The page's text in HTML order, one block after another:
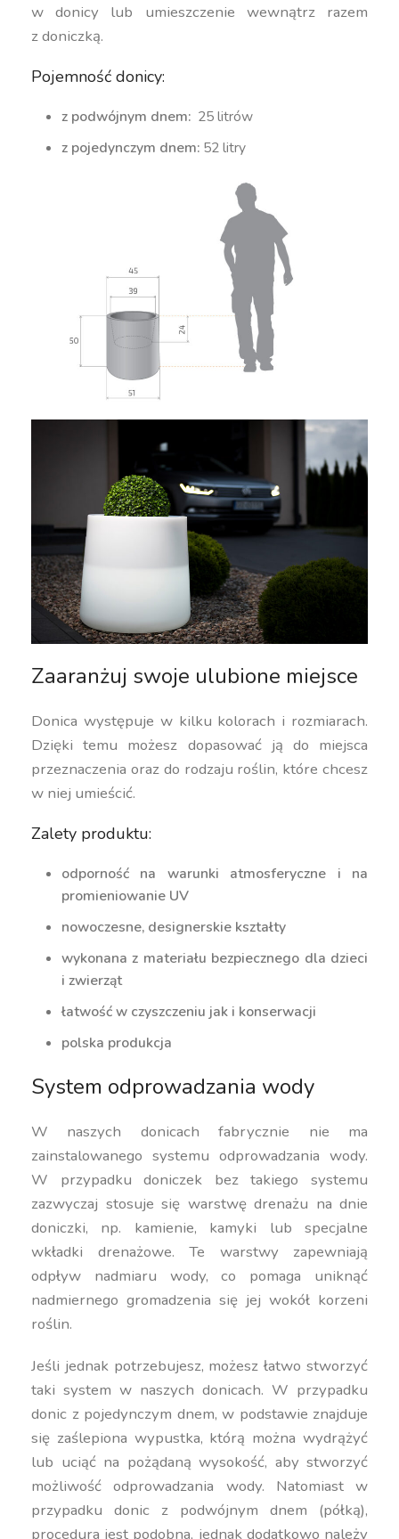
w donicy lub umieszczenie wewnątrz razem
z doniczką.
Pojemność donicy:
z podwójnym dnem: 25 litrów
z pojedynczym dnem: 52 litry
Zaaranżuj swoje ulubione miejsce
Donica występuje w kilku kolorach i rozmiarach.
Dzięki temu możesz dopasować ją do miejsca
przeznaczenia oraz do rodzaju roślin, które chcesz
w niej umieścić.
Zalety produktu:
odporność na warunki atmosferyczne i na
promieniowanie UV
nowoczesne, designerskie kształty
wykonana z materiału bezpiecznego dla dzieci
i zwierząt
łatwość w czyszczeniu jak i konserwacji
polska produkcja
System odprowadzania wody
W naszych donicach fabrycznie nie ma
zainstalowanego systemu odprowadzania wody.
W przypadku doniczek bez takiego systemu
zazwyczaj stosuje się warstwę drenażu na dnie
doniczki, np. kamienie, kamyki lub specjalne
wkładki drenażowe. Te warstwy zapewniają
odpływ nadmiaru wody, co pomaga uniknąć
nadmiernego gromadzenia się jej wokół korzeni
roślin.
Jeśli jednak potrzebujesz, możesz łatwo stworzyć
taki system w naszych donicach. W przypadku
donic z pojedynczym dnem, w podstawie znajduje
się zaślepiona wypustka, którą można wydrążyć
lub uciąć na pożądaną wysokość, aby stworzyć
możliwość odprowadzania wody. Natomiast w
przypadku donic z podwójnym dnem (półką),
procedura jest podobna, jednak dodatkowo należy